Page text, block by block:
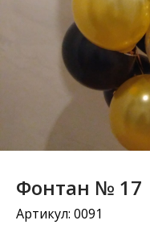
Фонтан № 17
Артикул: 0091